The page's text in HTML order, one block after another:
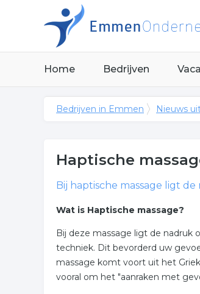
Home Bedrijven
Bedrijven in Emmen Nieuws
Haptische
Bij haptische massage ligt
Wat is Haptische massage?
Bij deze massage ligt de nadruk
techniek. Dit bevorderd uw
massage komt voort uit het
vooral om het "aanraken met